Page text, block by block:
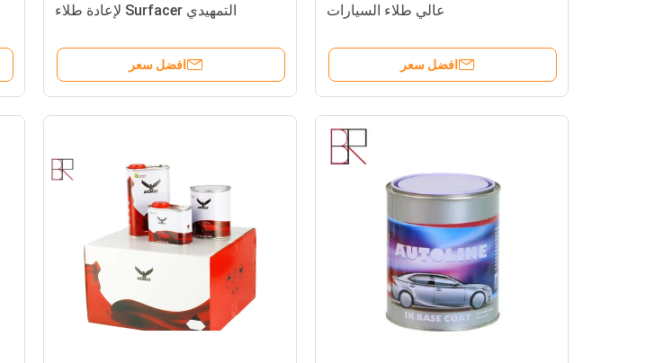
التمهيدي Surfacer لإعادة طلاء
افضل سعر
عالي طلاء السيارات
افضل سعر